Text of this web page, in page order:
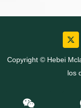
Copyright © Hebei
los